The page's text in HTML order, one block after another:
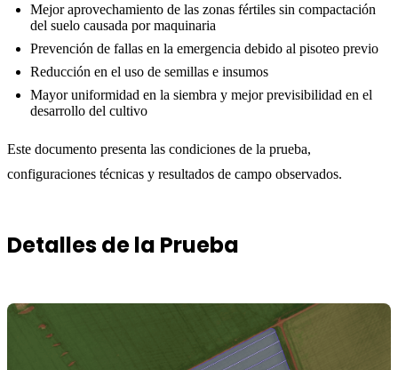
Mejor aprovechamiento de las zonas fértiles sin compactación
del suelo causada por maquinaria
Prevención de fallas en la emergencia debido al pisoteo previo
Reducción en el uso de semillas e insumos
Mayor uniformidad en la siembra y mejor previsibilidad en el
desarrollo del cultivo
Este documento presenta las condiciones de la prueba,
configuraciones técnicas y resultados de campo observados.
Detalles de la Prueba